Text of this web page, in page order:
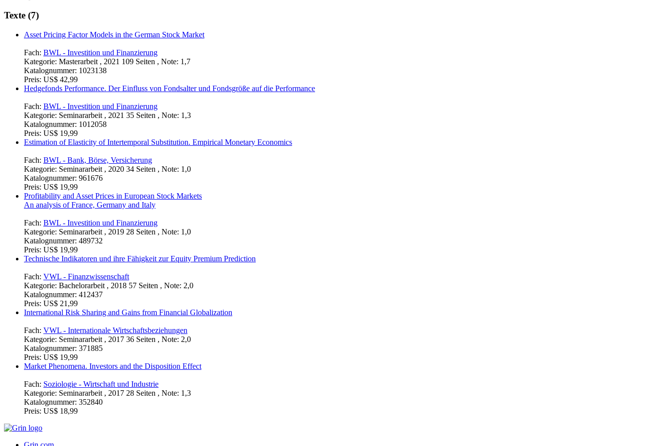
Texte (7)
Asset Pricing Factor Models in the German Stock Market
Fach: BWL - Investition und Finanzierung
Kategorie: Masterarbeit , 2021 109 Seiten , Note: 1,7
Katalognummer: 1023138
Preis: US$ 42,99
Hedgefonds Performance. Der Einfluss von Fondsalter und Fondsgröße auf die Performance
Fach: BWL - Investition und Finanzierung
Kategorie: Seminararbeit , 2021 35 Seiten , Note: 1,3
Katalognummer: 1012058
Preis: US$ 19,99
Estimation of Elasticity of Intertemporal Substitution. Empirical Monetary Economics
Fach: BWL - Bank, Börse, Versicherung
Kategorie: Seminararbeit , 2020 34 Seiten , Note: 1,0
Katalognummer: 961676
Preis: US$ 19,99
Profitability and Asset Prices in European Stock Markets
An analysis of France, Germany and Italy
Fach: BWL - Investition und Finanzierung
Kategorie: Seminararbeit , 2019 28 Seiten , Note: 1,0
Katalognummer: 489732
Preis: US$ 19,99
Technische Indikatoren und ihre Fähigkeit zur Equity Premium Prediction
Fach: VWL - Finanzwissenschaft
Kategorie: Bachelorarbeit , 2018 57 Seiten , Note: 2,0
Katalognummer: 412437
Preis: US$ 21,99
International Risk Sharing and Gains from Financial Globalization
Fach: VWL - Internationale Wirtschaftsbeziehungen
Kategorie: Seminararbeit , 2017 36 Seiten , Note: 2,0
Katalognummer: 371885
Preis: US$ 19,99
Market Phenomena. Investors and the Disposition Effect
Fach: Soziologie - Wirtschaft und Industrie
Kategorie: Seminararbeit , 2017 28 Seiten , Note: 1,3
Katalognummer: 352840
Preis: US$ 18,99